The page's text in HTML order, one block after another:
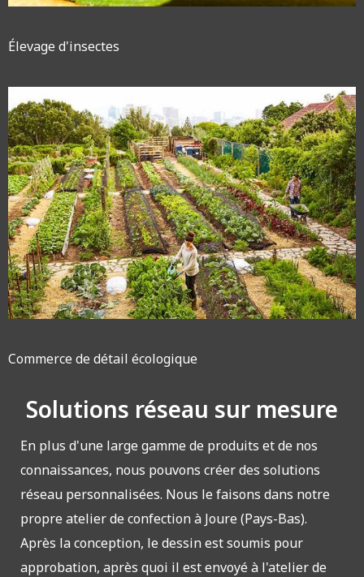
Élevage d'insectes
Commerce de détail écologique
Solutions réseau sur mesure
En plus d'une large gamme de produits et de nos
connaissances, nous pouvons créer des solutions
réseau personnalisées. Nous le faisons dans notre
propre atelier de confection à Joure (Pays-Bas).
Après la conception, le dessin est soumis pour
approbation, après quoi il est envoyé à l'atelier de